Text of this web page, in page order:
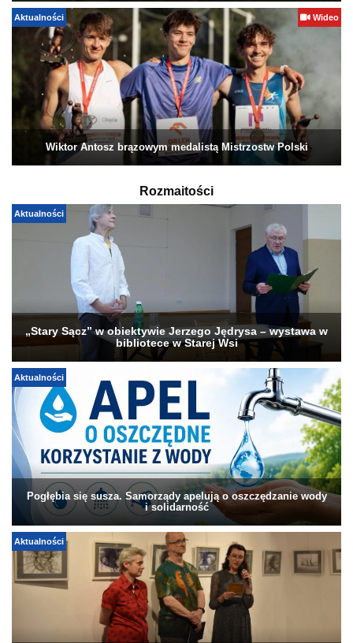
Aktualności Wideo
Wiktor Antosz brązowym medalistą Mistrzostw Polski
Rozmaitości
Aktualności
„Stary Sącz” w obiektywie Jerzego Jędrysa – wystawa w
bibliotece w Starej Wsi
Aktualności
Pogłębia się susza. Samorządy apelują o oszczędzanie wody
i solidarność
Aktualności